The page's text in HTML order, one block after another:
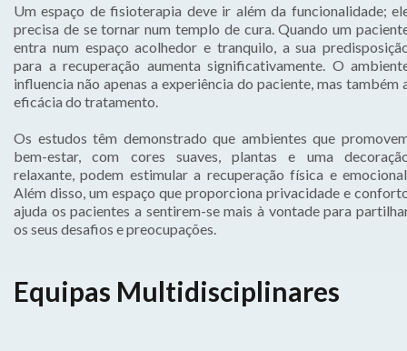
Um espaço de fisioterapia deve ir além da funcionalidade;
precisa de se tornar num templo de cura. Quando um
entra num espaço acolhedor e tranquilo, a sua
para a recuperação aumenta significativamente. O
influencia não apenas a experiência do paciente, mas também
eficácia do tratamento.
Os estudos têm demonstrado que ambientes que
bem-estar, com cores suaves, plantas e uma
relaxante, podem estimular a recuperação física e
Além disso, um espaço que proporciona privacidade e
ajuda os pacientes a sentirem-se mais à vontade para
os seus desafios e preocupações.
Equipas Multidisciplinares